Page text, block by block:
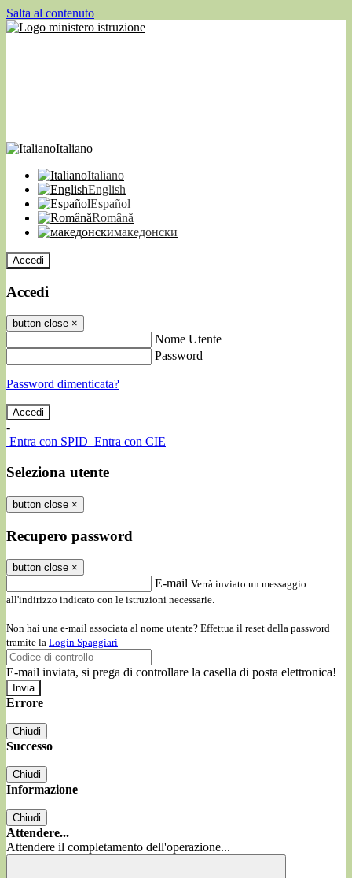
Salta al contenuto
Italiano
Italiano
English
Español
Română
македонски
Accedi
Accedi
button close ×
Nome Utente
Password
Password dimenticata?
-
Entra con SPID Entra con CIE
Seleziona utente
button close ×
Recupero password
button close ×
E-mail Verrà inviato un messaggio
all'indirizzo indicato con le istruzioni necessarie.
Non hai una e-mail associata al nome utente? Effettua il reset della password
tramite la Login Spaggiari
E-mail inviata, si prega di controllare la casella di posta elettronica!
Errore
Chiudi
Successo
Chiudi
Informazione
Chiudi
Attendere...
Attendere il completamento dell'operazione...